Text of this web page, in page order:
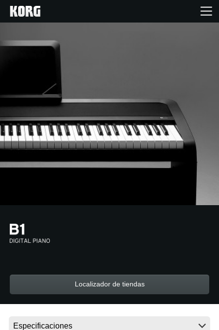
Inicio
Productos
Características
Eventos
Soporte
Ubicación
Localizador de tiendas